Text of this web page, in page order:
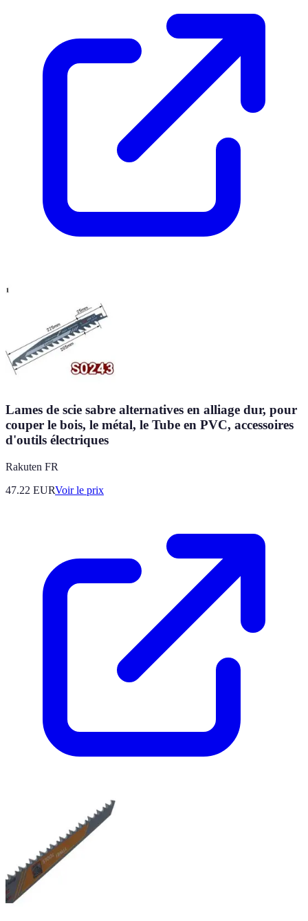
Lames de scie sabre alternatives en alliage dur, pour
couper le bois, le métal, le Tube en PVC, accessoires
d'outils électriques
Rakuten FR
47.22 EURVoir le prix